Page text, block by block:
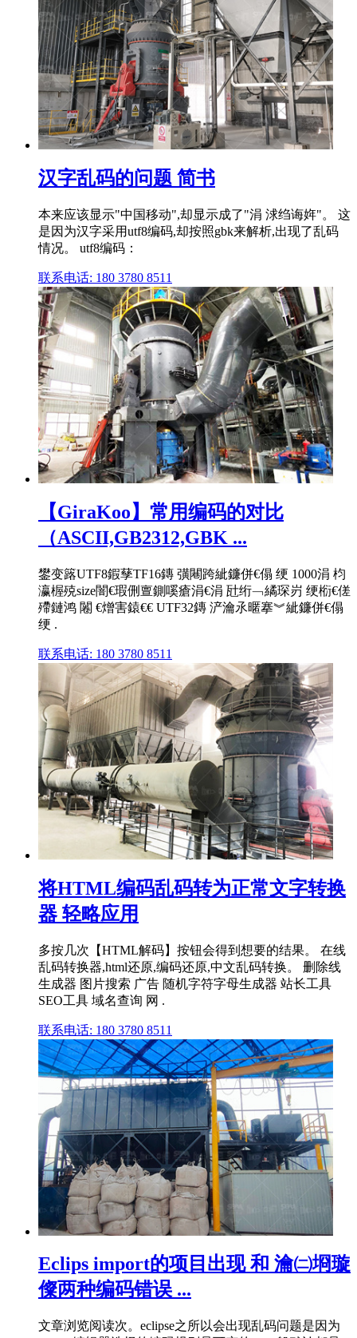
汉字乱码的问题 简书
本来应该显示"中国移动",却显示成了"涓 浗绉诲姩"。 这
是因为汉字采用utf8编码,却按照gbk来解析,出现了乱码
情况。 utf8编码：
联系电话: 180 3780 8511
【GiraKoo】常用编码的对比
（ASCII,GB2312,GBK ...
鐢变簬UTF8鍜孶TF16鏄 彉闀跨紪鐮併€傝 绠 1000涓 枃
瀛楃殑size闇€瑕侀亶鍘嗘瘡涓€涓 瓧绗﹁繘琛岃 绠椼€傞
殢鏈鸿 闂 €熷害鎱€€ UTF32鏄 浐瀹氶暱搴︾紪鐮併€傝
绠 .
联系电话: 180 3780 8511
将HTML编码乱码转为正常文字转换
器 轻略应用
多按几次【HTML解码】按钮会得到想要的结果。 在线
乱码转换器,html还原,编码还原,中文乱码转换。 删除线
生成器 图片搜索 广告 随机字符字母生成器 站长工具
SEO工具 域名查询 网 .
联系电话: 180 3780 8511
Eclips import的项目出现 和 瀹㈡埛璇
儏两种编码错误 ...
文章浏览阅读次。eclipse之所以会出现乱码问题是因为